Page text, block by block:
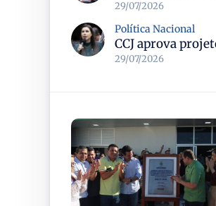
29/07/2026
Política Nacional
29/07/2026